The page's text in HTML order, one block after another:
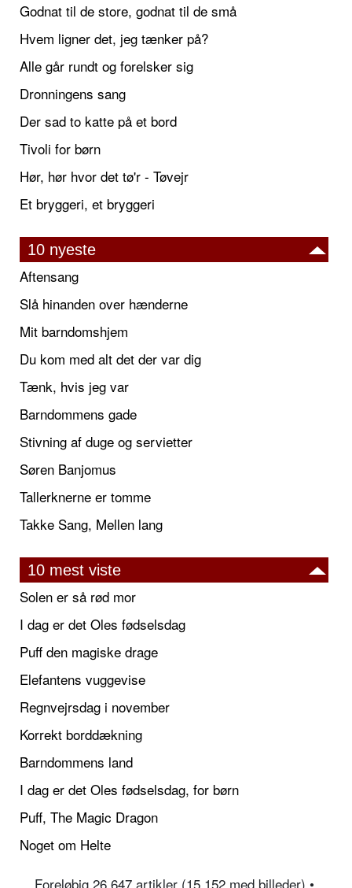
Godnat til de store, godnat til de små
Hvem ligner det, jeg tænker på?
Alle går rundt og forelsker sig
Dronningens sang
Der sad to katte på et bord
Tivoli for børn
Hør, hør hvor det tø'r - Tøvejr
Et bryggeri, et bryggeri
10 nyeste
Aftensang
Slå hinanden over hænderne
Mit barndomshjem
Du kom med alt det der var dig
Tænk, hvis jeg var
Barndommens gade
Stivning af duge og servietter
Søren Banjomus
Tallerknerne er tomme
Takke Sang, Mellen lang
10 mest viste
Solen er så rød mor
I dag er det Oles fødselsdag
Puff den magiske drage
Elefantens vuggevise
Regnvejrsdag i november
Korrekt borddækning
Barndommens land
I dag er det Oles fødselsdag, for børn
Puff, The Magic Dragon
Noget om Helte
Foreløbig 26.647 artikler (15.152 med billeder) •